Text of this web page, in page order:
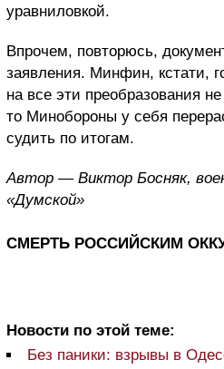
уравниловкой.
Впрочем, повторюсь,
заявления. Минфин, кстати,
на все эти преобразования
то Минобороны у себя
судить по итогам.
Автор — Виктор Босняк,
«Думской»
СМЕРТЬ РОССИЙСКИМ
Новости по этой теме:
Без паники: взрывы в